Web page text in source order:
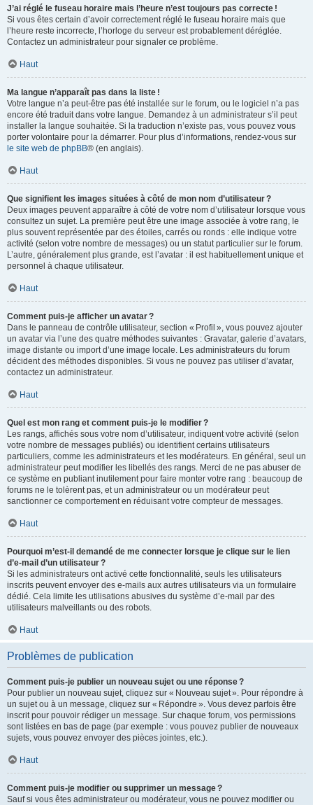
J’ai réglé le fuseau horaire mais l’heure n’est toujours pas correcte !
Si vous êtes certain d’avoir correctement réglé le fuseau horaire mais que
l’heure reste incorrecte, l’horloge du serveur est probablement déréglée.
Contactez un administrateur pour signaler ce problème.
Haut
Ma langue n’apparaît pas dans la liste !
Votre langue n’a peut-être pas été installée sur le forum, ou le logiciel n’a pas
encore été traduit dans votre langue. Demandez à un administrateur s’il peut
installer la langue souhaitée. Si la traduction n’existe pas, vous pouvez vous
porter volontaire pour la démarrer. Pour plus d’informations, rendez-vous sur
le site web de phpBB® (en anglais).
Haut
Que signifient les images situées à côté de mon nom d’utilisateur ?
Deux images peuvent apparaître à côté de votre nom d’utilisateur lorsque vous
consultez un sujet. La première peut être une image associée à votre rang, le
plus souvent représentée par des étoiles, carrés ou ronds : elle indique votre
activité (selon votre nombre de messages) ou un statut particulier sur le forum.
L’autre, généralement plus grande, est l’avatar : il est habituellement unique et
personnel à chaque utilisateur.
Haut
Comment puis-je afficher un avatar ?
Dans le panneau de contrôle utilisateur, section « Profil », vous pouvez ajouter
un avatar via l’une des quatre méthodes suivantes : Gravatar, galerie d’avatars,
image distante ou import d’une image locale. Les administrateurs du forum
décident des méthodes disponibles. Si vous ne pouvez pas utiliser d’avatar,
contactez un administrateur.
Haut
Quel est mon rang et comment puis-je le modifier ?
Les rangs, affichés sous votre nom d’utilisateur, indiquent votre activité (selon
votre nombre de messages publiés) ou identifient certains utilisateurs
particuliers, comme les administrateurs et les modérateurs. En général, seul un
administrateur peut modifier les libellés des rangs. Merci de ne pas abuser de
ce système en publiant inutilement pour faire monter votre rang : beaucoup de
forums ne le tolèrent pas, et un administrateur ou un modérateur peut
sanctionner ce comportement en réduisant votre compteur de messages.
Haut
Pourquoi m’est-il demandé de me connecter lorsque je clique sur le lien
d’e-mail d’un utilisateur ?
Si les administrateurs ont activé cette fonctionnalité, seuls les utilisateurs
inscrits peuvent envoyer des e-mails aux autres utilisateurs via un formulaire
dédié. Cela limite les utilisations abusives du système d’e-mail par des
utilisateurs malveillants ou des robots.
Haut
Problèmes de publication
Comment puis-je publier un nouveau sujet ou une réponse ?
Pour publier un nouveau sujet, cliquez sur « Nouveau sujet ». Pour répondre à
un sujet ou à un message, cliquez sur « Répondre ». Vous devez parfois être
inscrit pour pouvoir rédiger un message. Sur chaque forum, vos permissions
sont listées en bas de page (par exemple : vous pouvez publier de nouveaux
sujets, vous pouvez envoyer des pièces jointes, etc.).
Haut
Comment puis-je modifier ou supprimer un message ?
Sauf si vous êtes administrateur ou modérateur, vous ne pouvez modifier ou